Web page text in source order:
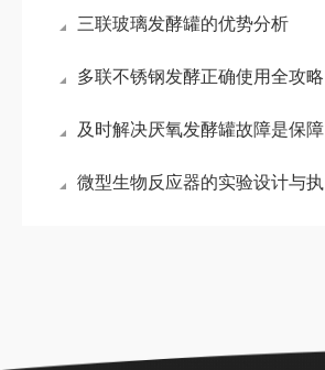
三联玻璃发酵罐的优势分析
多联不锈钢发酵正确使用全攻略
及时解决厌氧发酵罐故障是保障长期高效运行的关键
微型生物反应器的实验设计与执行方法分享